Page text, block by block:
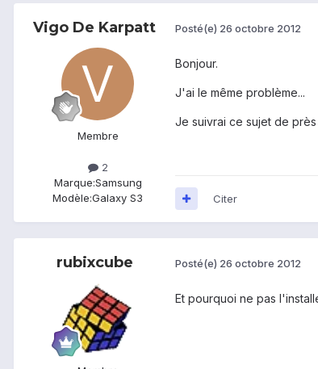
Vigo De Karpatt
Membre
2
Marque:Samsung
Modèle:Galaxy S3
Posté(e) 26 octobre 2012
Bonjour.
J'ai le même problème...
Je suivrai ce sujet de
Citer
rubixcube Posté(e) 26 octobre 2012
Et pourquoi ne pas